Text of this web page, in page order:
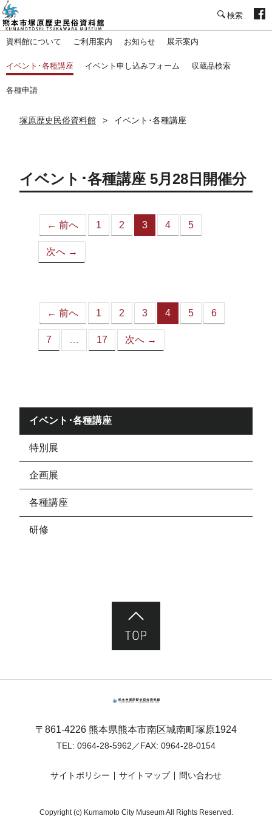
資料館について ご利用案内 お知らせ 展示案内
イベント･各種講座 イベント申し込みフォーム 収蔵品検索
各種申請
塚原歴史民俗資料館 イベント･各種講座
イベント･各種講座 5月28日開催分
← 前へ 1 2 3
（こ
4 5
次へ →
← 前へ 1 2 3 4
（こ
5 6
7 … 17 次へ →
イベント･各種講座
特別展
企画展
各種講座
研修
〒861-4226 熊本県熊本市南区城南町塚原1924
TEL: 0964-28-5962 ／FAX: 0964-28-0154
サイトポリシー サイトマップ 問い合わせ
Copyright (c) Kumamoto City Museum All Rights Reserved.